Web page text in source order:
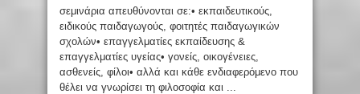
σεμινάρια απευθύνονται σε:• εκπαιδευτικούς,
ειδικούς παιδαγωγούς, φοιτητές παιδαγωγικών
σχολών• επαγγελματίες εκπαίδευσης &
επαγγελματίες υγείας• γονείς, οικογένειες,
ασθενείς, φίλοι• αλλά και κάθε ενδιαφερόμενο που
θέλει να γνωρίσει τη φιλοσοφία και ...